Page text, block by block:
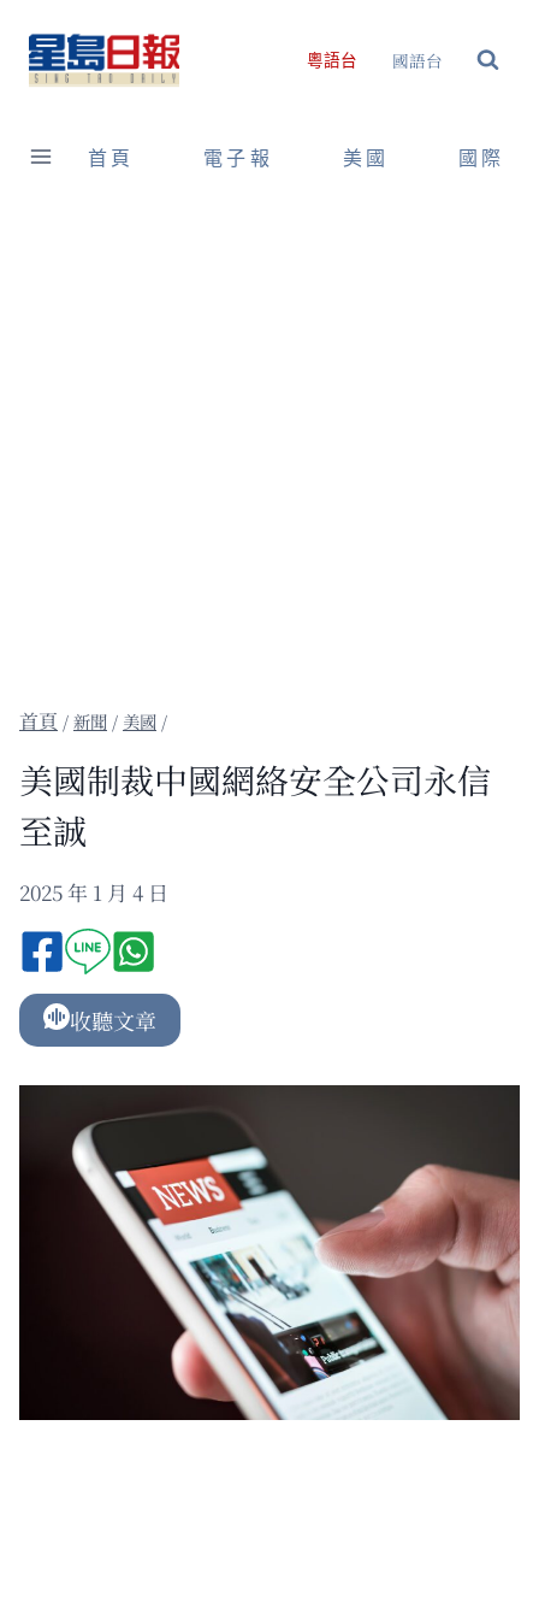
content
粵語台 國語台
首頁 電子報 美國 國際
/新聞 / 美國 /
美國制裁中國網絡安全公司永信
至誠
2025 年 1 月 4 日
收聽文章